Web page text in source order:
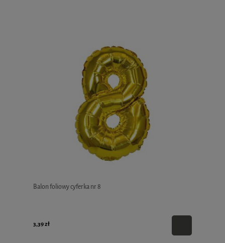
Balon foliowy cyferka nr 8
3,39 zł